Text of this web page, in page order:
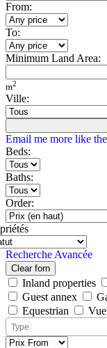
From:
To:
Minimum Land Area:
m2
Ville:
Email me more like
Beds:
Baths:
Order:
Recherche Avancée
Clear forn
Inland properties
Guest annex
Equestrian